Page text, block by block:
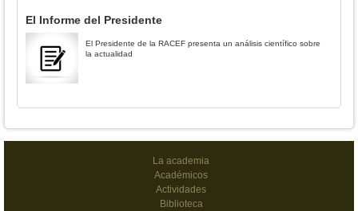
El Informe del Presidente
El Presidente de la RACEF presenta un análisis científico sobre
la actualidad
La academia
Académicos
Actividades
Biblioteca